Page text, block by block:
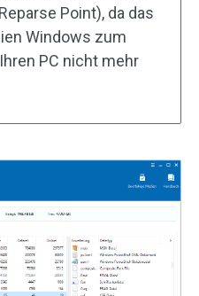
Point), da das
Windows zum
PC nicht mehr